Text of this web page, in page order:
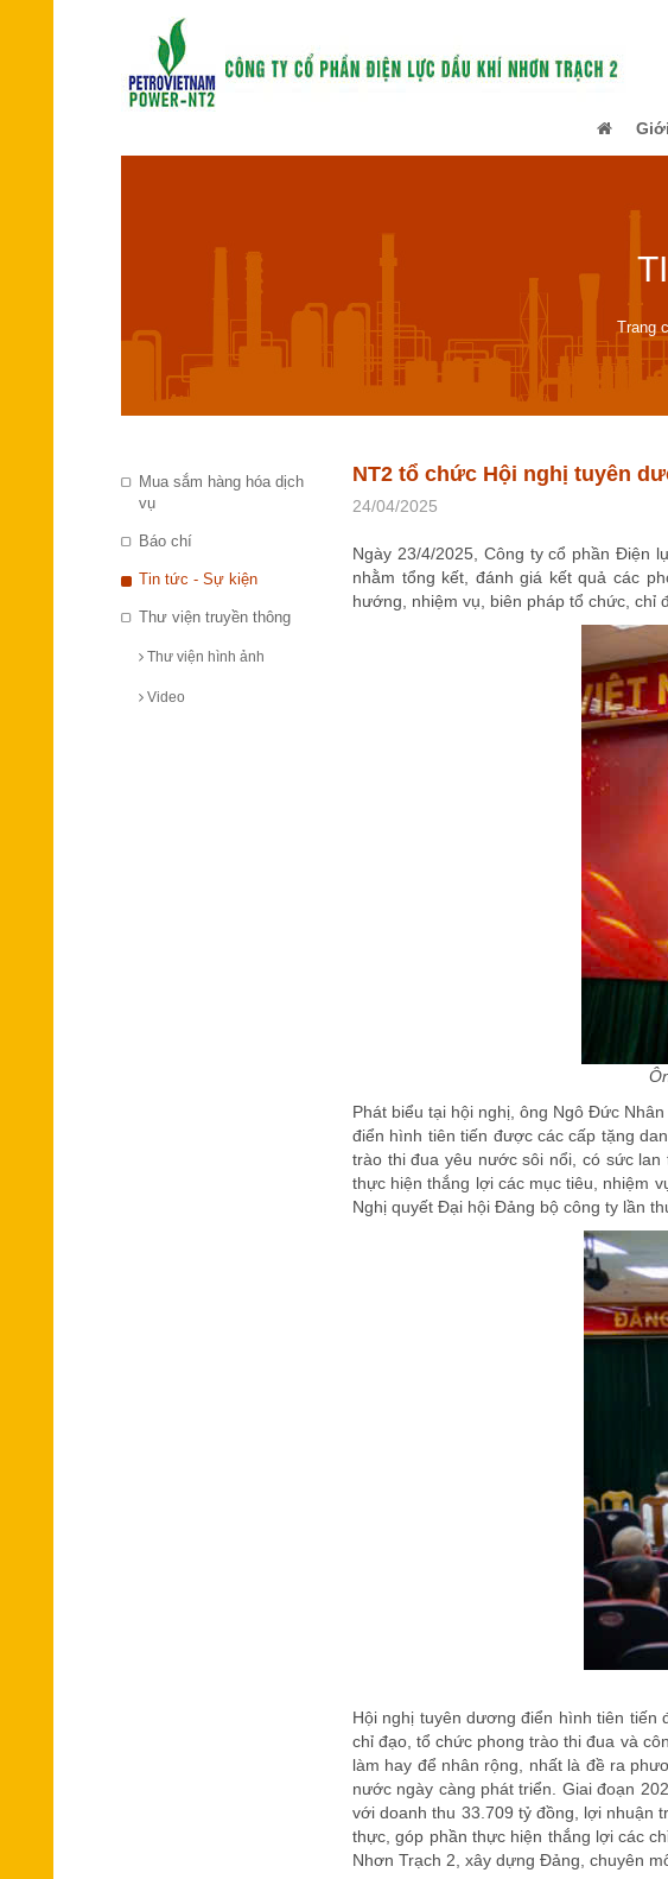
Trang
Mua sắm hàng hóa dịch
vụ
Báo chí
Tin tức - Sự kiện
Thư viện truyền thông
Thư viện hình ảnh
Video
NT2 tổ chức Hội nghị tuyên
24/04/2025
Ngày 23/4/2025, Công ty cổ phần Điện
nhằm tổng kết, đánh giá kết quả các
hướng, nhiệm vụ, biên pháp tổ chức, chỉ
Phát biểu tại hội nghị, ông Ngô Đức
điển hình tiên tiến được các cấp tặng
trào thi đua yêu nước sôi nổi, có sức
thực hiện thắng lợi các mục tiêu, nhiệm
Nghị quyết Đại hội Đảng bộ công ty lần
Hội nghị tuyên dương điển hình tiên tiến
chỉ đạo, tổ chức phong trào thi đua và
làm hay để nhân rộng, nhất là đề ra
nước ngày càng phát triển. Giai đoạn
với doanh thu 33.709 tỷ đồng, lợi nhuận
thực, góp phần thực hiện thắng lợi các
Nhơn Trạch 2, xây dựng Đảng, chuyên